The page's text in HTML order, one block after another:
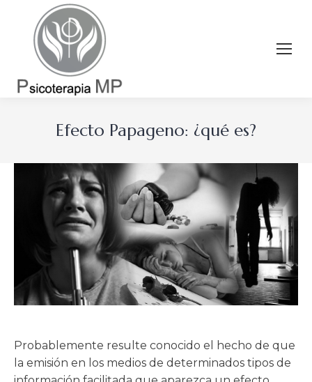
Efecto Papageno: ¿qué es?
Probablemente resulte conocido el hecho de que
la emisión en los medios de determinados tipos de